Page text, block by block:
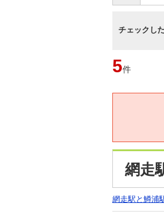
チェックし
5件
網走
網走駅と鱒浦